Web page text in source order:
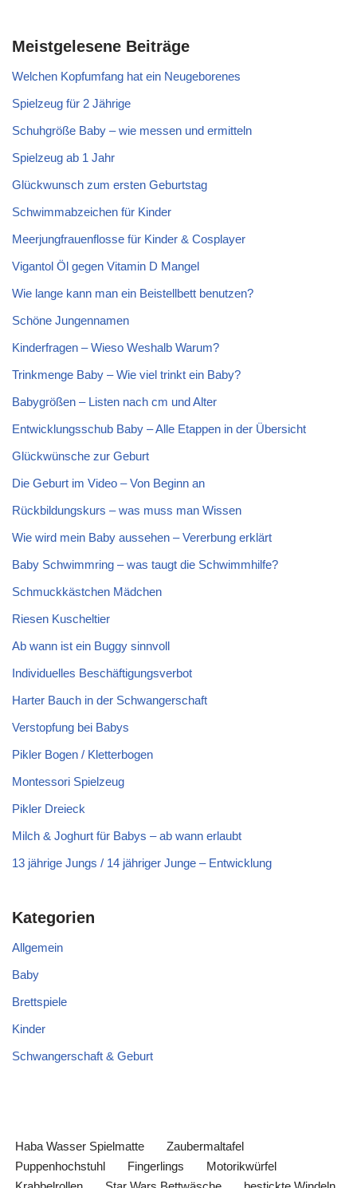
Meistgelesene Beiträge
Welchen Kopfumfang hat ein Neugeborenes
Spielzeug für 2 Jährige
Schuhgröße Baby – wie messen und ermitteln
Spielzeug ab 1 Jahr
Glückwunsch zum ersten Geburtstag
Schwimmabzeichen für Kinder
Meerjungfrauenflosse für Kinder & Cosplayer
Vigantol Öl gegen Vitamin D Mangel
Wie lange kann man ein Beistellbett benutzen?
Schöne Jungennamen
Kinderfragen – Wieso Weshalb Warum?
Trinkmenge Baby – Wie viel trinkt ein Baby?
Babygrößen – Listen nach cm und Alter
Entwicklungsschub Baby – Alle Etappen in der Übersicht
Glückwünsche zur Geburt
Die Geburt im Video – Von Beginn an
Rückbildungskurs – was muss man Wissen
Wie wird mein Baby aussehen – Vererbung erklärt
Baby Schwimmring – was taugt die Schwimmhilfe?
Schmuckkästchen Mädchen
Riesen Kuscheltier
Ab wann ist ein Buggy sinnvoll
Individuelles Beschäftigungsverbot
Harter Bauch in der Schwangerschaft
Verstopfung bei Babys
Pikler Bogen / Kletterbogen
Montessori Spielzeug
Pikler Dreieck
Milch & Joghurt für Babys – ab wann erlaubt
13 jährige Jungs / 14 jähriger Junge – Entwicklung
Kategorien
Allgemein
Baby
Brettspiele
Kinder
Schwangerschaft & Geburt
Haba Wasser Spielmatte
Zaubermaltafel
Puppenhochstuhl
Fingerlings
Motorikwürfel